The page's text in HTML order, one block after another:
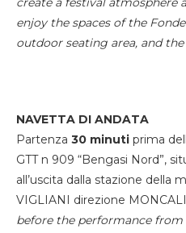
enjoy the spaces of the
outdoor seating area, and
NAVETTA DI ANDATA
Partenza 30 minuti prima
GTT n 909 “Bengasi Nord”,
all’uscita dalla stazione della
VIGLIANI direzione
before the performance from